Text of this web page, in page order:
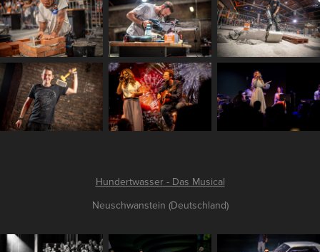
Hundertwasser - Das Musical
Neuschwanstein (Deutschland)